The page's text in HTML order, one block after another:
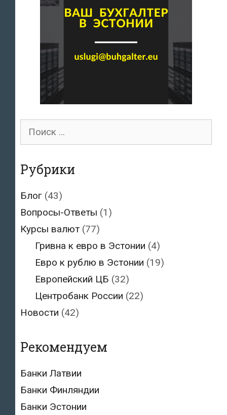
Поиск
Рубрики
Блог (43)
Вопросы-Ответы (1)
Курсы валют (77)
Гривна к евро в Эстонии (4)
Евро к рублю в Эстонии (19)
Европейский ЦБ (32)
Центробанк России (22)
Новости (42)
Рекомендуем
Банки Латвии
Банки Финляндии
Банки Эстонии